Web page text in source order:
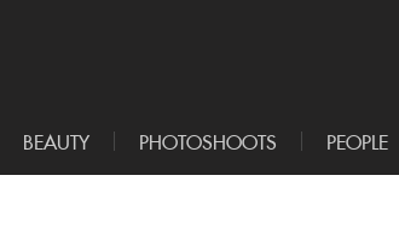
BEAUTY PHOTOSHOOTS PEOPLE